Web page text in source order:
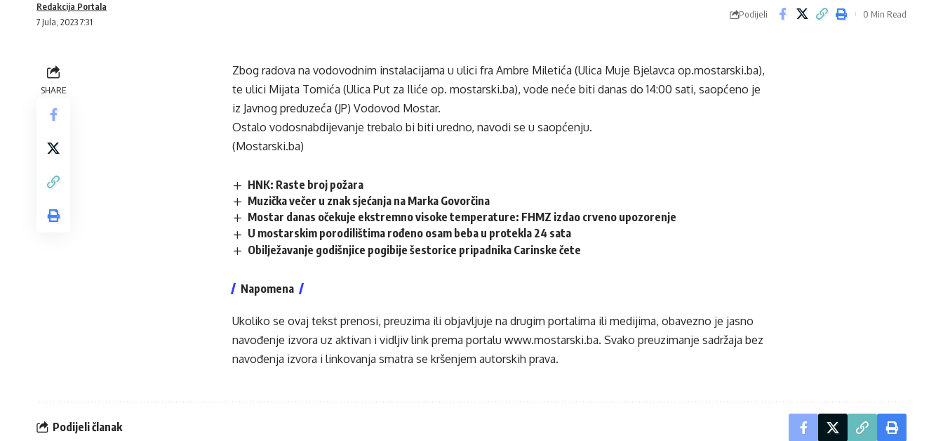
7 Jula, 2023 7:31
Redakcija Portala
Podijeli 0 Min Read
SHARE
Zbog radova na vodovodnim instalacijama u ulici fra Ambre Miletića (Ulica Muje Bjelavca op.mostarski.ba),
te ulici Mijata Tomića (Ulica Put za Iliće op. mostarski.ba), vode neće biti danas do 14:00 sati, saopćeno je
iz Javnog preduzeća (JP) Vodovod Mostar.
Ostalo vodosnabdijevanje trebalo bi biti uredno, navodi se u saopćenju.
(Mostarski.ba)
HNK: Raste broj požara
Muzička večer u znak sjećanja na Marka Govorčina
Mostar danas očekuje ekstremno visoke temperature: FHMZ izdao crveno upozorenje
U mostarskim porodilištima rođeno osam beba u protekla 24 sata
Obilježavanje godišnjice pogibije šestorice pripadnika Carinske čete
Napomena
Ukoliko se ovaj tekst prenosi, preuzima ili objavljuje na drugim portalima ili medijima, obavezno je jasno
navođenje izvora uz aktivan i vidljiv link prema portalu www.mostarski.ba. Svako preuzimanje sadržaja bez
navođenja izvora i linkovanja smatra se kršenjem autorskih prava.
Podijeli članak